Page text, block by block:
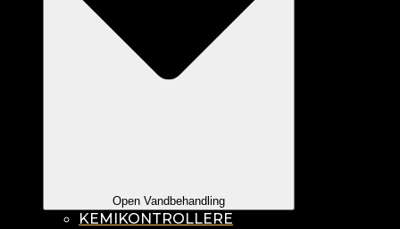
Open Vandbehandling
KEMIKONTROLLERE